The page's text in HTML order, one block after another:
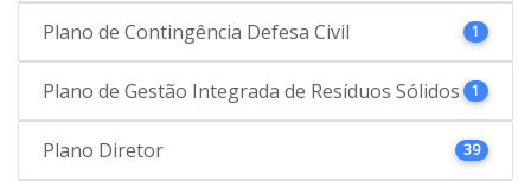
Plano de Contingência Defesa Civil 1
Plano de Gestão Integrada de Resíduos Sólidos 1
Plano Diretor 39